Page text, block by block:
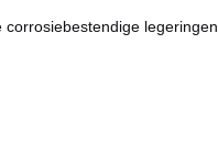
legeringen.